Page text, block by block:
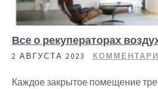
Все о рекуператорах
2 АВГУСТА 2023
Каждое закрытое помещение